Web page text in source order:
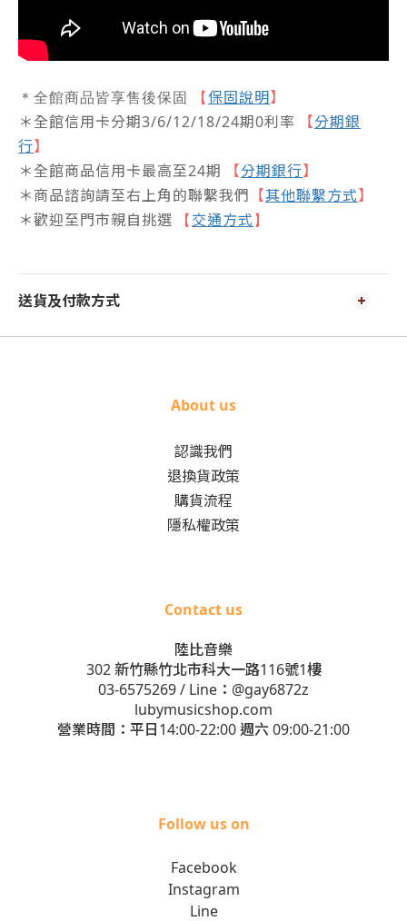
＊全館商品皆享售後保固 【 保固說明】
＊全館信用卡分期3/6/12/18/24期0利率
【分期銀
行】
＊全館商品信用卡最高至24期
【分期銀行】
＊商品諮詢請至右上角的聯繫我們 【其他聯繫方式】
＊歡迎至門市親自挑選
【 交通方式 】
送貨及付款方式
About us
認識我們
退換貨政策
購貨流程
隱私權政策
Contact us
陸比音樂
302 新竹縣竹北市科大一路116號1樓
03-6575269/ Line： @gay6872z
lubymusicshop.com
營業時間：平日14:00-22:00 週六 09:00-21:00
Follow us on
Facebook
Instagram
Line